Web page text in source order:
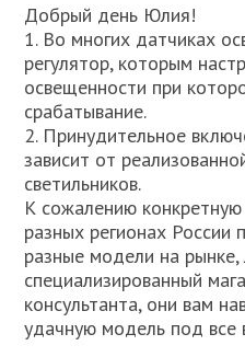
Добрый день Юлия!
1. Во многих датчиках
регулятор, которым
освещенности при
срабатывание.
2. Принудительное
зависит от
светильников.
К сожалению
разных регионах России
разные модели на рынке,
специализированный
консультанта, они вам
удачную модель под все